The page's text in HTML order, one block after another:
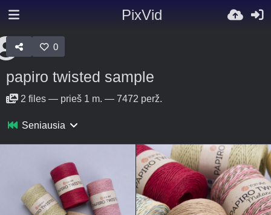
PixVid
0
papiro twisted sample
2 files — prieš 1 m. — 7472 perž.
Seniausia